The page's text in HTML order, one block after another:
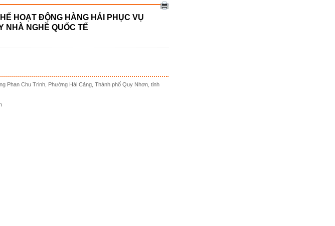
HOẠT ĐỘNG HÀNG HẢI PHỤC VỤ
NHÀ NGHỀ QUỐC TẾ
Phan Chu Trinh, Phường Hải Cảng, Thành phố Quy Nhơn, tỉnh